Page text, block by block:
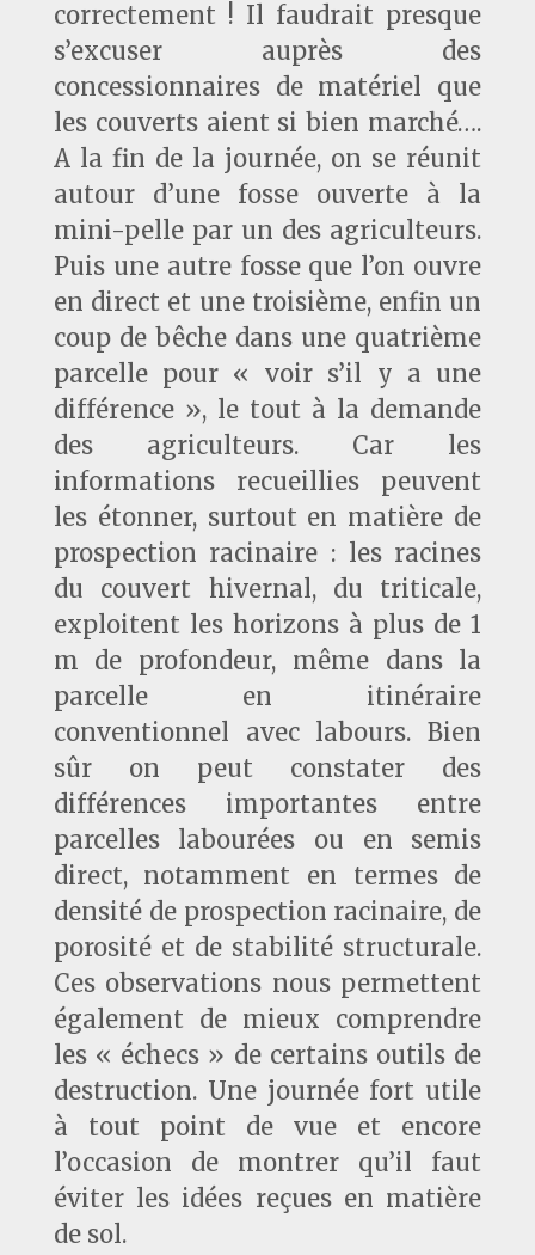
correctement ! Il faudrait presque
s’excuser auprès des
concessionnaires de matériel que
les couverts aient si bien marché….
A la fin de la journée, on se réunit
autour d’une fosse ouverte à la
mini-pelle par un des agriculteurs.
Puis une autre fosse que l’on ouvre
en direct et une troisième, enfin un
coup de bêche dans une quatrième
parcelle pour « voir s’il y a une
différence », le tout à la demande
des agriculteurs. Car les
informations recueillies peuvent
les étonner, surtout en matière de
prospection racinaire : les racines
du couvert hivernal, du triticale,
exploitent les horizons à plus de 1
m de profondeur, même dans la
parcelle en itinéraire
conventionnel avec labours. Bien
sûr on peut constater des
différences importantes entre
parcelles labourées ou en semis
direct, notamment en termes de
densité de prospection racinaire, de
porosité et de stabilité structurale.
Ces observations nous permettent
également de mieux comprendre
les « échecs » de certains outils de
destruction. Une journée fort utile
à tout point de vue et encore
l’occasion de montrer qu’il faut
éviter les idées reçues en matière
de sol.